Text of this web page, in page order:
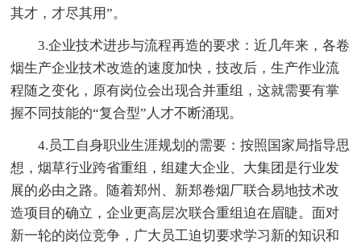
其才，才尽其用”。
3.企业技术进步与流程再造的要求：近几年来，各卷
烟生产企业技术改造的速度加快，技改后，生产作业流
程随之变化，原有岗位会出现合并重组，这就需要有掌
握不同技能的“复合型”人才不断涌现。
4.员工自身职业生涯规划的需要：按照国家局指导思
想，烟草行业跨省重组，组建大企业、大集团是行业发
展的必由之路。随着郑州、新郑卷烟厂联合易地技术改
造项目的确立，企业更高层次联合重组迫在眉睫。面对
新一轮的岗位竞争，广大员工迫切要求学习新的知识和